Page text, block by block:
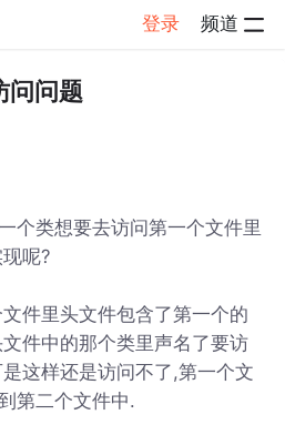
登录 频道
子详情
问问题
个类想要去访问第一个文件里
呢?
件里头文件包含了第一个的
件中的那个类里声名了要访
这样还是访问不了,第一个文
第二个文件中.